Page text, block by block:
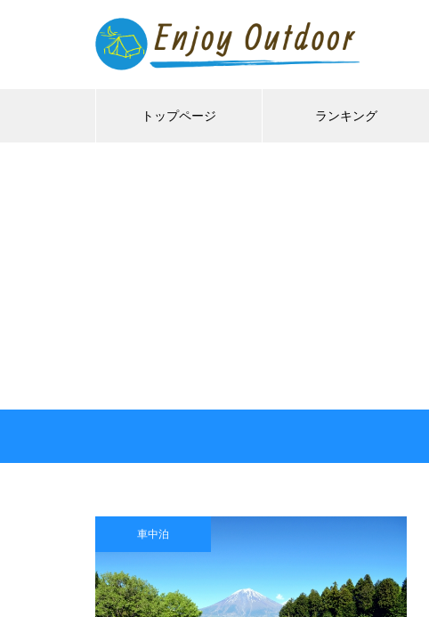
トップページ ランキング
車中泊